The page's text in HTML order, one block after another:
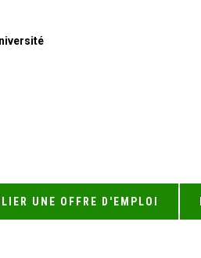
UNE OFFRE D'EMPLOI